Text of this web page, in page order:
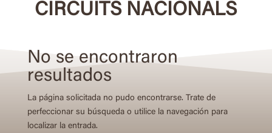
CIRCUITS NACIONALS
No se encontraron
resultados
La página solicitada no pudo encontrarse. Trate de
perfeccionar su búsqueda o utilice la navegación para
localizar la entrada.